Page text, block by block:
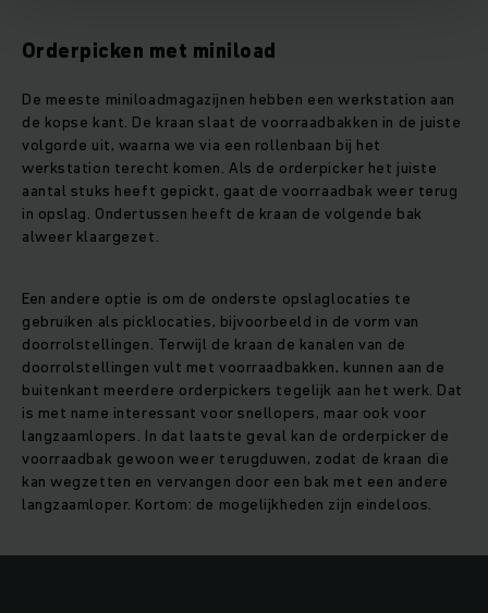
Orderpicken met miniload
De meeste miniloadmagazijnen hebben een werkstation aan
de kopse kant. De kraan slaat de voorraadbakken in de juiste
volgorde uit, waarna we via een rollenbaan bij het
werkstation terecht komen. Als de orderpicker het juiste
aantal stuks heeft gepickt, gaat de voorraadbak weer terug
in opslag. Ondertussen heeft de kraan de volgende bak
alweer klaargezet.
Een andere optie is om de onderste opslaglocaties te
gebruiken als picklocaties, bijvoorbeeld in de vorm van
doorrolstellingen. Terwijl de kraan de kanalen van de
doorrolstellingen vult met voorraadbakken, kunnen aan de
buitenkant meerdere orderpickers tegelijk aan het werk. Dat
is met name interessant voor snellopers, maar ook voor
langzaamlopers. In dat laatste geval kan de orderpicker de
voorraadbak gewoon weer terugduwen, zodat de kraan die
kan wegzetten en vervangen door een bak met een andere
langzaamloper. Kortom: de mogelijkheden zijn eindeloos.